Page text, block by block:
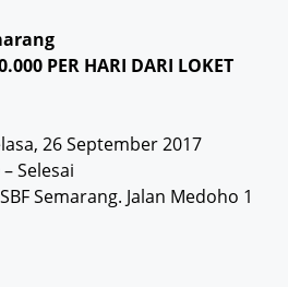
PER HARI DARI LOKET
26 September 2017
Selesai
Semarang. Jalan Medoho 1